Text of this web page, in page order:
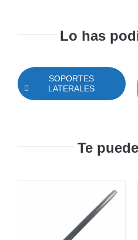
Lo has
SOPORTES
LATERALES
Te